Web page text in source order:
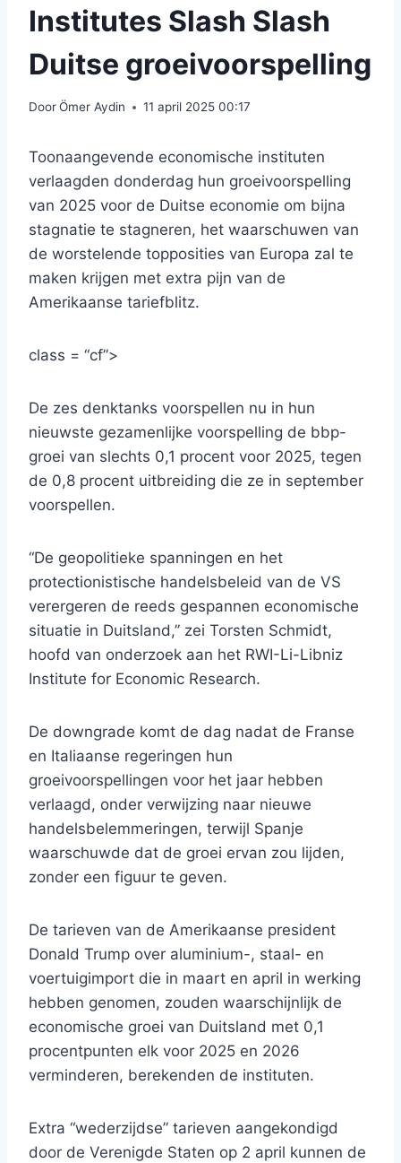
Institutes Slash Slash
Duitse groeivoorspelling
DoorÖmer Aydin 11 april 2025 00:17
Toonaangevende economische instituten
verlaagden donderdag hun groeivoorspelling
van 2025 voor de Duitse economie om bijna
stagnatie te stagneren, het waarschuwen van
de worstelende topposities van Europa zal te
maken krijgen met extra pijn van de
Amerikaanse tariefblitz.
class = “cf”>
De zes denktanks voorspellen nu in hun
nieuwste gezamenlijke voorspelling de bbp-
groei van slechts 0,1 procent voor 2025, tegen
de 0,8 procent uitbreiding die ze in september
voorspellen.
“De geopolitieke spanningen en het
protectionistische handelsbeleid van de VS
verergeren de reeds gespannen economische
situatie in Duitsland,” zei Torsten Schmidt,
hoofd van onderzoek aan het RWI-Li-Libniz
Institute for Economic Research.
De downgrade komt de dag nadat de Franse
en Italiaanse regeringen hun
groeivoorspellingen voor het jaar hebben
verlaagd, onder verwijzing naar nieuwe
handelsbelemmeringen, terwijl Spanje
waarschuwde dat de groei ervan zou lijden,
zonder een figuur te geven.
De tarieven van de Amerikaanse president
Donald Trump over aluminium-, staal- en
voertuigimport die in maart en april in werking
hebben genomen, zouden waarschijnlijk de
economische groei van Duitsland met 0,1
procentpunten elk voor 2025 en 2026
verminderen, berekenden de instituten.
Extra “wederzijdse” tarieven aangekondigd
door de Verenigde Staten op 2 april kunnen de